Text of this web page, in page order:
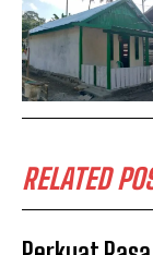
RELATED